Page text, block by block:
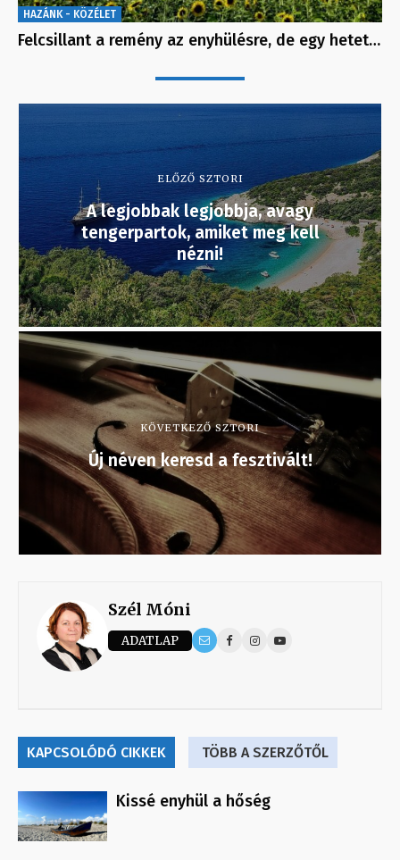
HAZÁNK - KÖZÉLET
Felcsillant a remény az enyhülésre, de egy hetet…
ELŐZŐ SZTORI
A legjobbak legjobbja, avagy
tengerpartok, amiket meg kell
nézni!
KÖVETKEZŐ SZTORI
Új néven keresd a fesztivált!
Szél Móni
ADATLAP
KAPCSOLÓDÓ CIKKEK TÖBB A SZERZŐTŐL
Kissé enyhül a hőség